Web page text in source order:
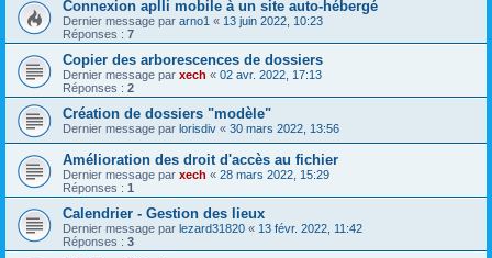
Connexion aplli mobile à un site auto-hébergé
Dernier message par arno1 « 13 juin 2022, 10:23
Réponses : 7
Copier des arborescences de dossiers
Dernier message par xech « 02 avr. 2022, 17:13
Réponses : 2
Création de dossiers "modèle"
Dernier message par lorisdiv « 30 mars 2022, 13:56
Amélioration des droit d'accès au fichier
Dernier message par xech « 28 mars 2022, 15:29
Réponses : 1
Calendrier - Gestion des lieux
Dernier message par lezard31820 « 13 févr. 2022, 11:42
Réponses : 3